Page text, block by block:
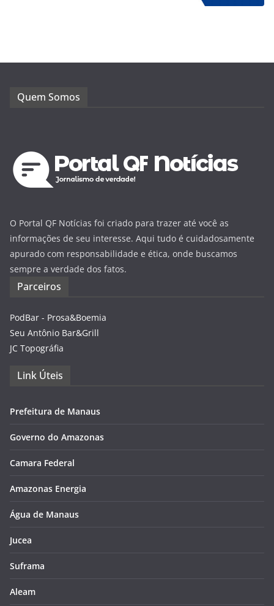
Quem Somos
O Portal QF Notícias foi criado para trazer até você as
informações de seu interesse. Aqui tudo é cuidadosamente
apurado com responsabilidade e ética, onde buscamos
sempre a verdade dos fatos.
Parceiros
PodBar - Prosa&Boemia
Seu Antônio Bar&Grill
JC Topográfia
Link Úteis
Prefeitura de Manaus
Governo do Amazonas
Camara Federal
Amazonas Energia
Água de Manaus
Jucea
Suframa
Aleam